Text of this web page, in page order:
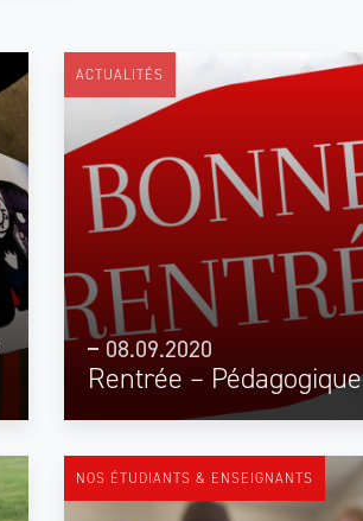
ACTUALITÉS
Rentrée – Pédagogique
08.09.2020
NOS ÉTUDIANTS & ENSEIGNANTS